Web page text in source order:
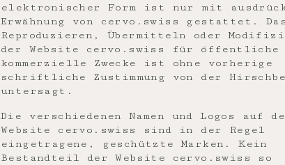
elektronischer Form ist nur mit
Erwähnung von cervo.swiss gestattet. Das
Reproduzieren, Übermitteln oder
der Website cervo.swiss für öffentliche
kommerzielle Zwecke ist ohne vorherige
schriftliche Zustimmung von der
untersagt.
Die verschiedenen Namen und Logos auf
Website cervo.swiss sind in der Regel
eingetragene, geschützte Marken. Kein
Bestandteil der Website cervo.swiss so